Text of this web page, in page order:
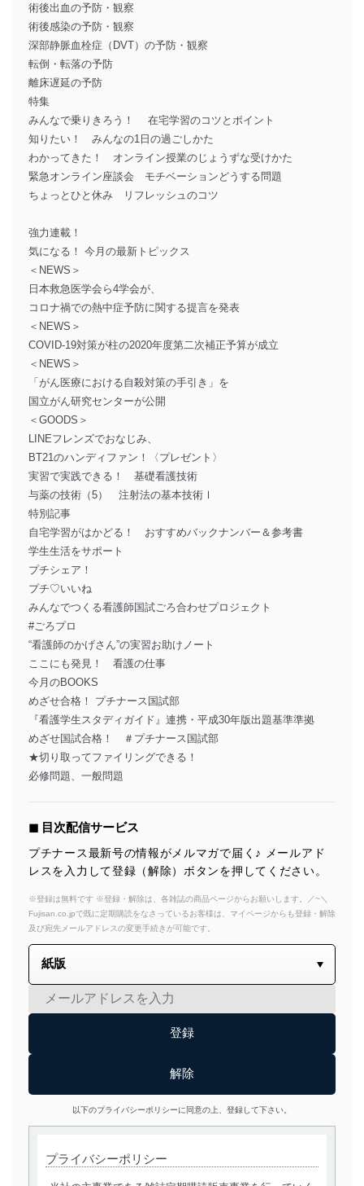
術後出血の予防・観察
術後感染の予防・観察
深部静脈血栓症（DVT）の予防・観察
転倒・転落の予防
離床遅延の予防
特集
みんなで乗りきろう！ 在宅学習のコツとポイント
知りたい！ みんなの1日の過ごしかた
わかってきた！ オンライン授業のじょうずな受けかた
緊急オンライン座談会 モチベーションどうする問題
ちょっとひと休み リフレッシュのコツ
強力連載！
気になる！ 今月の最新トピックス
＜NEWS＞
日本救急医学会ら4学会が、
コロナ禍での熱中症予防に関する提言を発表
＜NEWS＞
COVID-19対策が柱の2020年度第二次補正予算が成立
＜NEWS＞
「がん医療における自殺対策の手引き」を
国立がん研究センターが公開
＜GOODS＞
LINEフレンズでおなじみ、
BT21のハンディファン！〈プレゼント〉
実習で実践できる！ 基礎看護技術
与薬の技術（5） 注射法の基本技術Ⅰ
特別記事
自宅学習がはかどる！ おすすめバックナンバー＆参考書
学生生活をサポート
プチシェア！
プチ♡いいね
みんなでつくる看護師国試ごろ合わせプロジェクト
#ごろプロ
“看護師のかげさん”の実習お助けノート
ここにも発見！ 看護の仕事
今月のBOOKS
めざせ合格！ プチナース国試部
『看護学生スタディガイド』連携・平成30年版出題基準準拠
めざせ国試合格！ ＃プチナース国試部
★切り取ってファイリングできる！
必修問題、一般問題
◼︎ 目次配信サービス
プチナース最新号の情報がメルマガで届く♪ メールアド
レスを入力して登録（解除）ボタンを押してください。
※登録は無料です ※登録・解除は、各雑誌の商品ページからお願いします。／~＼
Fujisan.co.jpで既に定期購読をなさっているお客様は、マイページからも登録・解除
及び宛先メールアドレスの変更手続きが可能です。
以下のプライバシーポリシーに同意の上、登録して下さい。
プライバシーポリシー